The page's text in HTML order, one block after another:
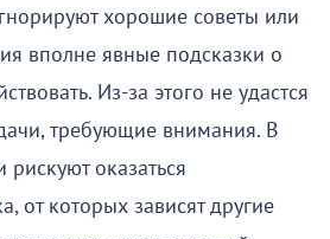
хорошие советы или
вполне явные подсказки о
Из-за этого не удастся
требующие внимания. В
рискуют оказаться
от которых зависят другие